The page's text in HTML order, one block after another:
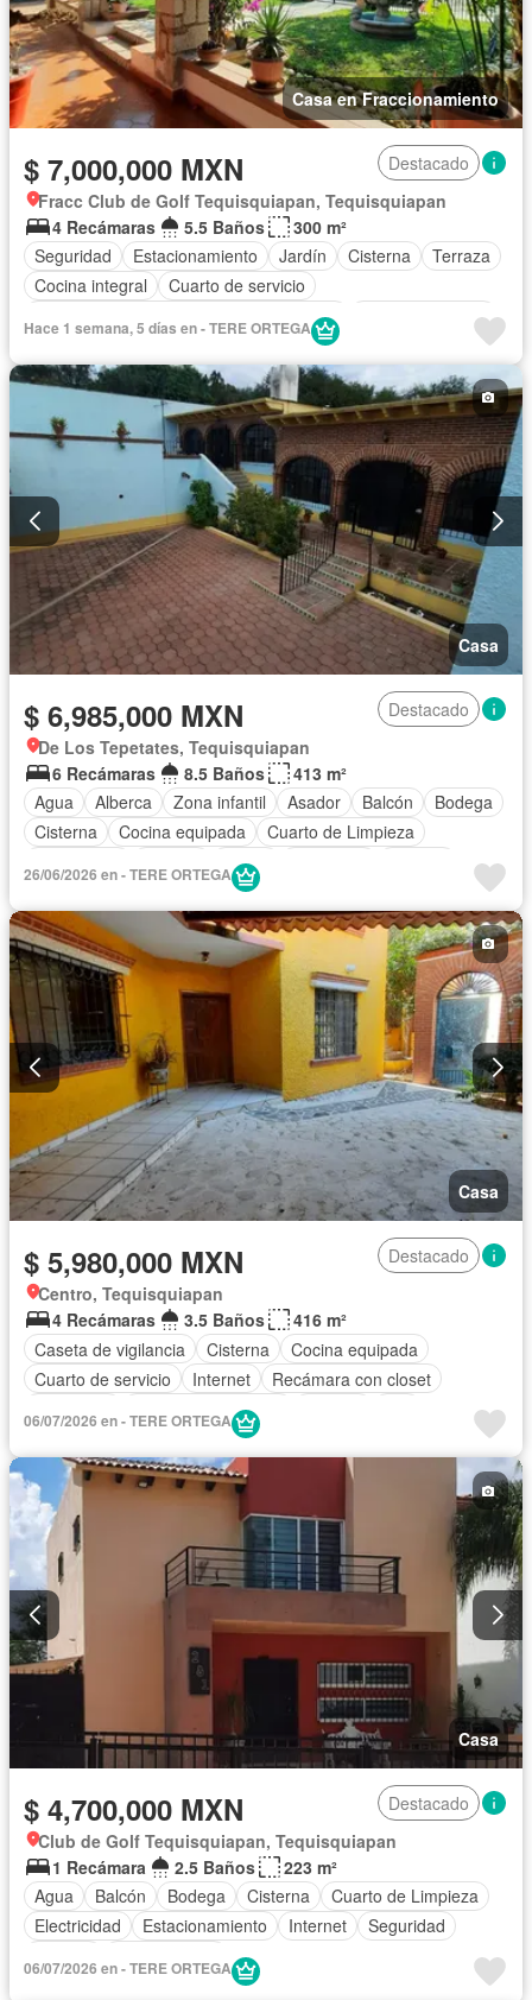
Casa en Fraccionamiento
$ 7,000,000 MXN
Destacado
Fracc Club de Golf Tequisquiapan, Tequisquiapan
4 Recámaras
5.5 Baños
300 m²
Seguridad
Estacionamiento Jardín Cisterna
Terraza
Cocina integral
Cuarto de servicio
Acceso para personas con discapacidad
Cocina equipada
Zonas verdes
Recámara con closet
Caseta de vigilancia Sin amueblar
Hace 1 semana, 5 días en - TERE ORTEGA
Casa
$ 6,985,000 MXN
Destacado
De Los Tepetates, Tequisquiapan
6 Recámaras
8.5 Baños
413 m²
Agua
Alberca Zona infantil Asador Balcón
Bodega
Cisterna
Cocina equipada
Cuarto de Limpieza
Jardín
Sin amueblar
26/06/2026 en - TERE ORTEGA
Casa
$ 5,980,000 MXN
Destacado
Centro, Tequisquiapan
4 Recámaras
3.5 Baños
416 m²
Caseta de vigilancia
Cisterna
Cocina equipada
Cuarto de servicio
Internet
Recámara con closet
Televisión por cable
06/07/2026 en - TERE ORTEGA
Casa
$ 4,700,000 MXN
Destacado
Club de Golf Tequisquiapan, Tequisquiapan
1 Recámara
2.5 Baños
223 m²
Agua
Balcón Bodega Cisterna
Cuarto de Limpieza
Electricidad
Estacionamiento Internet
Seguridad
06/07/2026 en - TERE ORTEGA